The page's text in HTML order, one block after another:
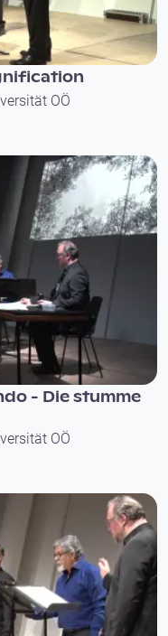
OÖ
- Die stumme
OÖ